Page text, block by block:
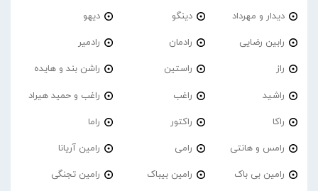
دیدار و مهرداد دینگو دیهو
رابین رضایی رادمان رادمیر
راز راستین راشن بند و هایده
راشید راغب راغب و حمید هیراد
راکا راکتور راما
رامس و هانتی رامی رامین آریانا
رامین بی باک رامین بیباک رامین تجنگی